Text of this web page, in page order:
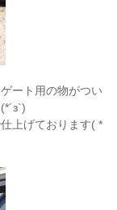
ート用の物がつい
上げております( *